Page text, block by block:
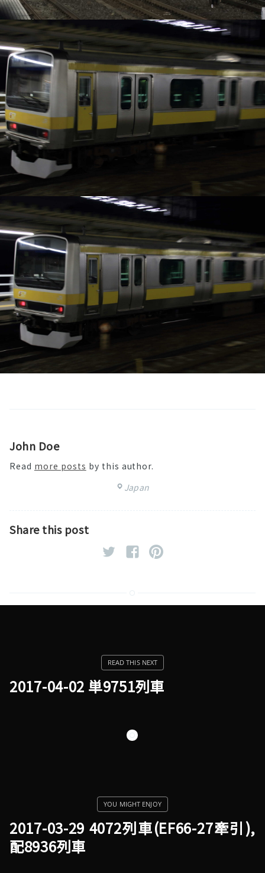
John Doe
Read more posts by this author.
Japan
Share this post
2017-04-02 単9751列車
2017-03-29 4072列車(EF66-27牽引),
配8936列車